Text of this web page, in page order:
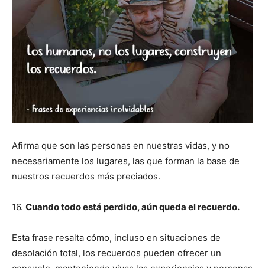
Afirma que son las personas en nuestras vidas, y no
necesariamente los lugares, las que forman la base de
nuestros recuerdos más preciados.
16. Cuando todo está perdido, aún queda el recuerdo.
Esta frase resalta cómo, incluso en situaciones de
desolación total, los recuerdos pueden ofrecer un